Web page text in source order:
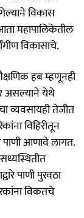
विकास
महापालिकेतील
विकासाचे.
हब म्हणूनही
असल्याने येथे
व्यवसायही तेजीत
विहिरीतून
आणावे लागत.
पाणी पुरवठा
विकतचे